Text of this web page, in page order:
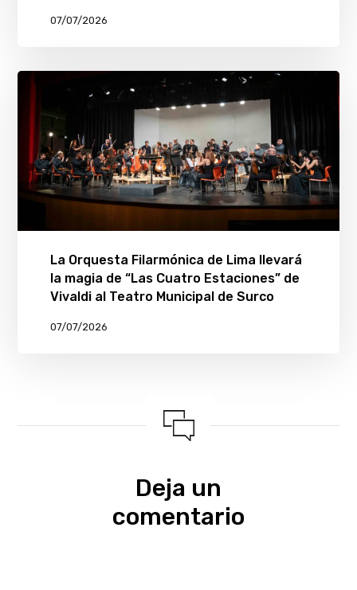
07/07/2026
La Orquesta Filarmónica de Lima llevará
la magia de “Las Cuatro Estaciones” de
Vivaldi al Teatro Municipal de Surco
07/07/2026
Deja un
comentario